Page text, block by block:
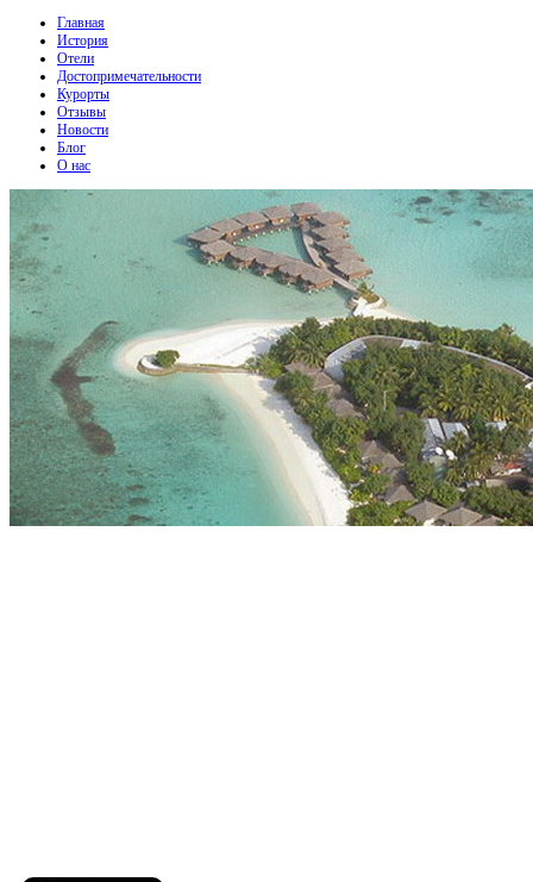
Главная
История
Отели
Достопримечательности
Курорты
Отзывы
Новости
Блог
О нас